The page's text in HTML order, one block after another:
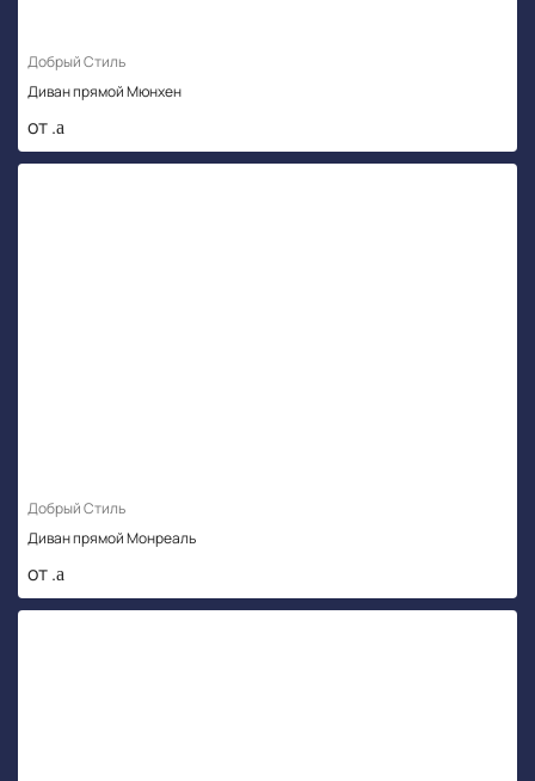
Добрый Стиль
Диван прямой Мюнхен
от .
Добрый Стиль
Диван прямой Монреаль
от .